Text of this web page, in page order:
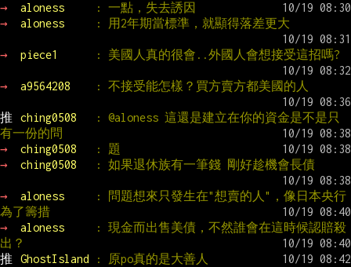
→
aloness
: 一點，失去誘因
→
aloness : 用2年期當標準，就顯得落差更大
→ piece1 : 美國人真的很會..外國人會想接受這招嗎?
→ a9564208 : 不接受能怎樣？買方賣方都美國的人
推 ching0508
: @aloness 這還是建立在你的資金是不是只
有一份的問
→
ching0508
: 題
→
ching0508 : 如果退休族有一筆錢 剛好趁機會長債
→ aloness
: 問題想來只發生在"想賣的人"，像日本央行
為了籌措
→
aloness
: 現金而出售美債，不然誰會在這時候認賠殺
出？
推
GhostIsland
: 原po真的是大善人